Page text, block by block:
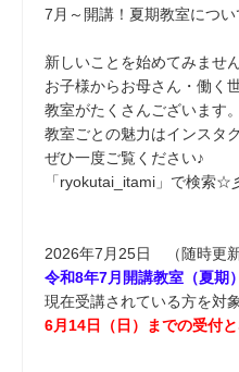
7月～開講！夏期教室につい
新しいことを始めてみませ
お子様からお母さん・働く
教室がたくさんございます。
教室ごとの魅力はインスタ
ぜひ一度ご覧ください♪
「ryokutai_itami」で検索☆
2026年7月25日 （随時更新
令和8年7月開講教室（夏期
現在受講されている方を対
6月14日（日 ）までの受付と